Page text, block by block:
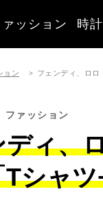
ァッション 時計
ョン フェンディ、ロロ
ファッション
ィ、
シャ